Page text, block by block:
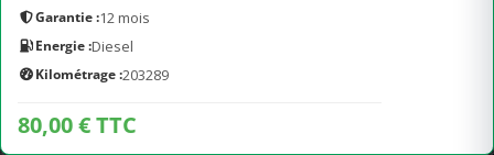
Garantie :12 mois
Energie :Diesel
Kilométrage :203289
80,00 € TTC